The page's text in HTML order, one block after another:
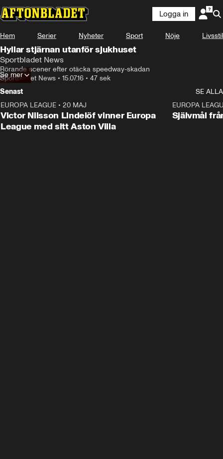
Logga in
Hem Serier Nyheter Sport Nöje Livsstil
Hyllar stjärnan utanför sjukhuset
Sportbladet News
Rörande scener efter otäcka speedway-skadan
Sportbladet News • 15.07.16 • 47 sek
Se mer
Senast
SE ALLA
EUROPA LEAGUE • 20 MAJ
Victor Nilsson Lindelöf vinner Europa
League med sitt Aston Villa
EUROPA
Självmål